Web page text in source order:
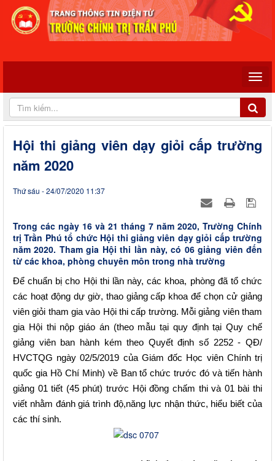
Hội thi giảng viên dạy giỏi cấp trường
năm 2020
Thứ sáu - 24/07/2020 11:37
Trong các ngày 16 và 21 tháng 7 năm 2020, Trường Chính
trị Trần Phú tổ chức Hội thi giảng viên dạy giỏi cấp trường
năm 2020. Tham gia Hội thi lần này, có 06 giảng viên đến
từ các khoa, phòng chuyên môn trong nhà trường
Để chuẩn bị cho Hội thi lần này, các khoa, phòng đã tổ chức
các hoạt động dự giờ, thao giảng cấp khoa để chọn cử giảng
viên giỏi tham gia vào Hội thi cấp trường. Mỗi giảng viên tham
gia Hội thi nộp giáo án (theo mẫu tại quy định tại Quy chế
giảng viên ban hành kém theo Quyết định số 2252 - QĐ/
HVCTQG ngày 02/5/2019 của Giám đốc Học viên Chính trị
quốc gia Hồ Chí Minh) về Ban tổ chức trước đó và tiến hành
giảng 01 tiết (45 phút) trước Hội đồng chấm thi và 01 bài thi
viết nhằm đánh giá trình độ,năng lực nhận thức, hiểu biết của
các thí sinh.